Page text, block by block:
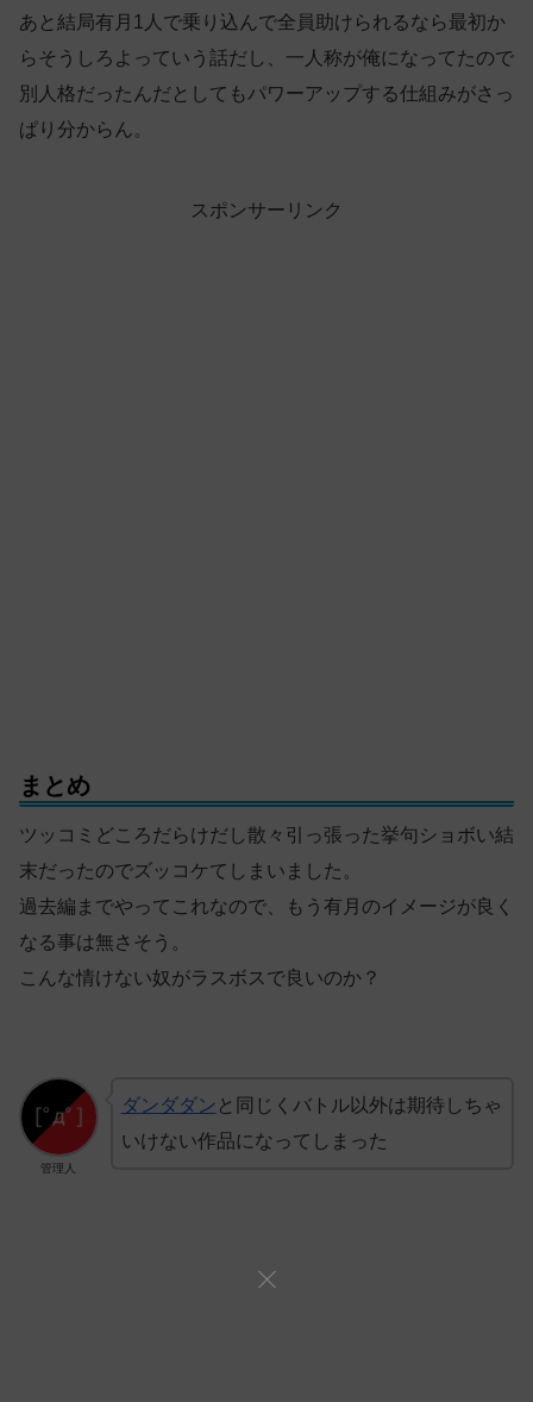
あと結局有月1人で乗り込んで全員助けられるなら最初か
らそうしろよっていう話だし、一人称が俺になってたので
別人格だったんだとしてもパワーアップする仕組みがさっ
ぱり分からん。
スポンサーリンク
まとめ
ツッコミどころだらけだし散々引っ張った挙句ショボい結
末だったのでズッコケてしまいました。
過去編までやってこれなので、もう有月のイメージが良く
なる事は無さそう。
こんな情けない奴がラスボスで良いのか？
管理人
ダンダダン と同じくバトル以外は期待しちゃ
いけない作品になってしまった